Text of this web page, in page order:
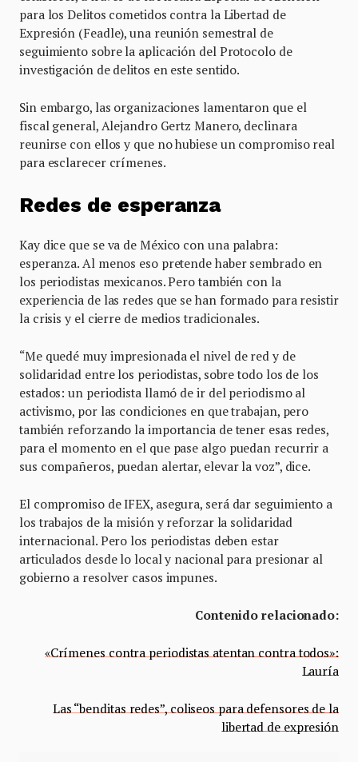
para los Delitos cometidos contra la Libertad de
Expresión (Feadle), una reunión semestral de
seguimiento sobre la aplicación del Protocolo de
investigación de delitos en este sentido.
Sin embargo, las organizaciones lamentaron que el
fiscal general, Alejandro Gertz Manero, declinara
reunirse con ellos y que no hubiese un compromiso real
para esclarecer crímenes.
Redes de esperanza
Kay dice que se va de México con una palabra:
esperanza. Al menos eso pretende haber sembrado en
los periodistas mexicanos. Pero también con la
experiencia de las redes que se han formado para resistir
la crisis y el cierre de medios tradicionales.
“Me quedé muy impresionada el nivel de red y de
solidaridad entre los periodistas, sobre todo los de los
estados: un periodista llamó de ir del periodismo al
activismo, por las condiciones en que trabajan, pero
también reforzando la importancia de tener esas redes,
para el momento en el que pase algo puedan recurrir a
sus compañeros, puedan alertar, elevar la voz”, dice.
El compromiso de IFEX, asegura, será dar seguimiento a
los trabajos de la misión y reforzar la solidaridad
internacional. Pero los periodistas deben estar
articulados desde lo local y nacional para presionar al
gobierno a resolver casos impunes.
Contenido relacionado:
«Crímenes contra periodistas atentan contra todos»:
Lauría
Las “benditas redes”, coliseos para defensores de la
libertad de expresión